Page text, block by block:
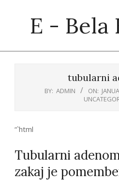
E - Bela
tubularni
BY: ADMIN ON:
“`html
Tubularni
zakaj je